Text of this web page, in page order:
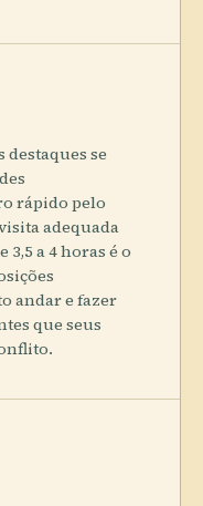
destaques se
rápido pelo
adequada
3,5 a 4 horas é o
andar e fazer
que seus